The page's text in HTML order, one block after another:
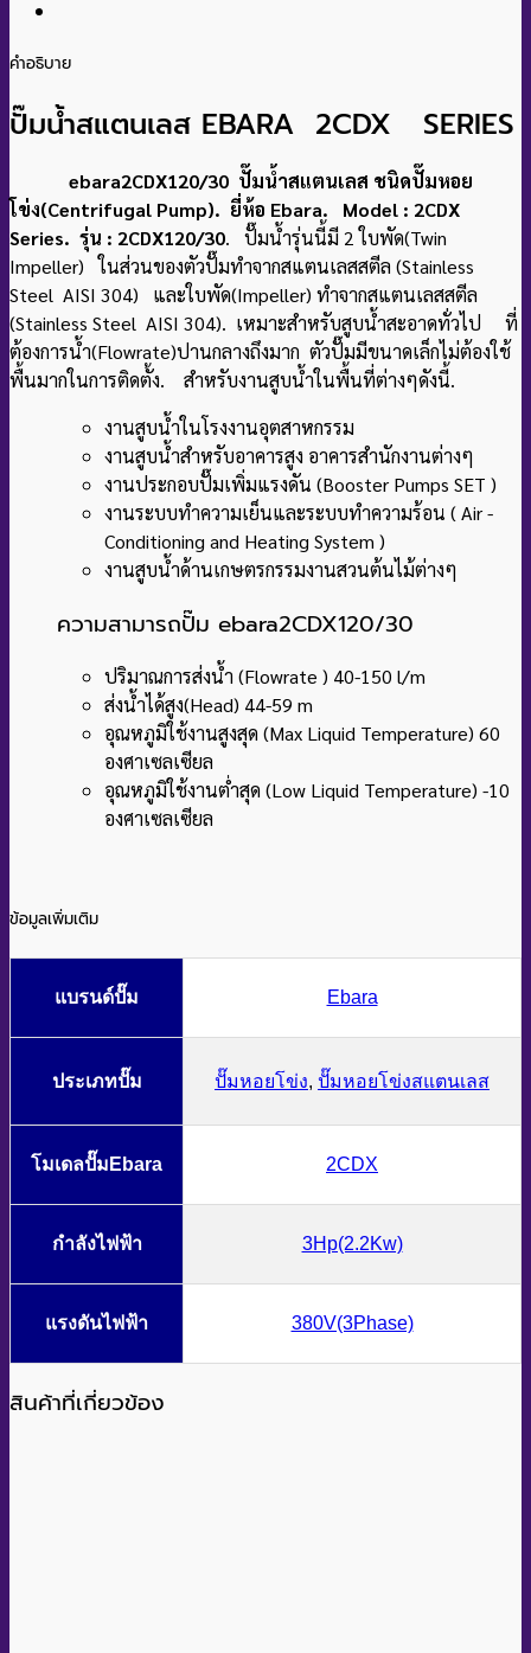
คำอธิบาย
ปั๊มน้ำสแตนเลส EBARA 2CDX SERIES
ebara2CDX120/30 ปั๊มน้ำสแตนเลส ชนิดปั๊มหอย
โข่ง(Centrifugal Pump). ยี่ห้อ Ebara. Model : 2CDX
Series. รุ่น : 2CDX120/30. ปั๊มน้ำรุ่นนี้มี 2 ใบพัด(Twin
Impeller) ในส่วนของตัวปั๊มทำจากสแตนเลสสตีล (Stainless
Steel AISI 304) และใบพัด(Impeller) ทำจากสแตนเลสสตีล
(Stainless Steel AISI 304). เหมาะสำหรับสูบน้ำสะอาดทั่วไป ที่
ต้องการน้ำ(Flowrate)ปานกลางถึงมาก ตัวปั๊มมีขนาดเล็กไม่ต้องใช้
พื้นมากในการติดตั้ง. สำหรับงานสูบน้ำในพื้นที่ต่างๆดังนี้.
งานสูบน้ำในโรงงานอุตสาหกรรม
งานสูบน้ำสำหรับอาคารสูง อาคารสำนักงานต่างๆ
งานประกอบปั๊มเพิ่มแรงดัน (Booster Pumps SET )
งานระบบทำความเย็นและระบบทำความร้อน ( Air -
Conditioning and Heating System )
งานสูบน้ำด้านเกษตรกรรมงานสวนต้นไม้ต่างๆ
ความสามารถปั๊ม ebara2CDX120/30
ปริมาณการส่งน้ำ (Flowrate ) 40-150 l/m
ส่งน้ำได้สูง(Head) 44-59 m
อุณหภูมิใช้งานสูงสุด (Max Liquid Temperature) 60
องศาเซลเซียล
อุณหภูมิใช้งานต่ำสุด (Low Liquid Temperature) -10
องศาเซลเซียล
ข้อมูลเพิ่มเติม
แบรนด์ปั๊ม Ebara
ประเภทปั๊ม ปั๊มหอยโข่ง, ปั๊มหอยโข่งสแตนเลส
โมเดลปั๊มEbara 2CDX
กำลังไฟฟ้า 3Hp(2.2Kw)
แรงดันไฟฟ้า 380V(3Phase)
สินค้าที่เกี่ยวข้อง